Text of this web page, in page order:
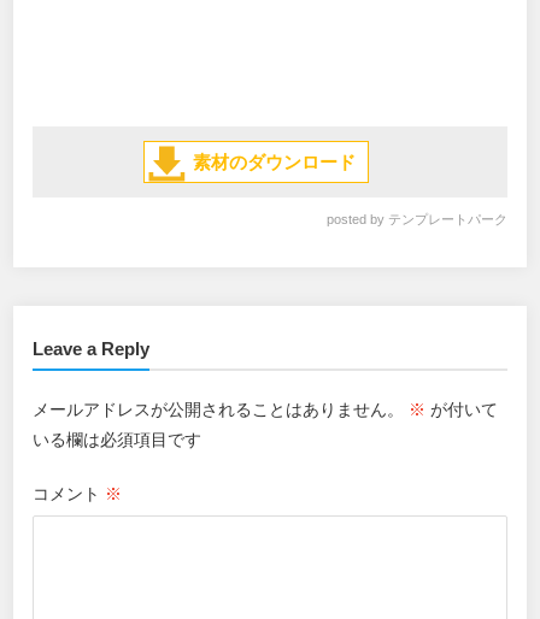
素材のダウンロード
posted by テンプレートパーク
Leave a Reply
メールアドレスが公開されることはありません。 ※ が付いて
いる欄は必須項目です
コメント ※